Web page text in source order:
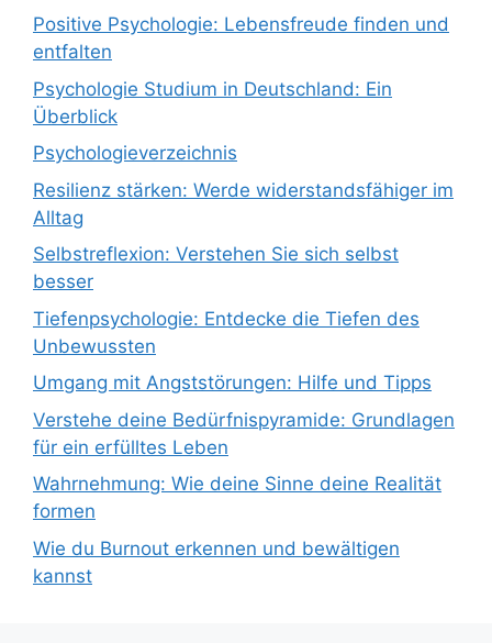
Positive Psychologie: Lebensfreude finden und
entfalten
Psychologie Studium in Deutschland: Ein
Überblick
Psychologieverzeichnis
Resilienz stärken: Werde widerstandsfähiger im
Alltag
Selbstreflexion: Verstehen Sie sich selbst
besser
Tiefenpsychologie: Entdecke die Tiefen des
Unbewussten
Umgang mit Angststörungen: Hilfe und Tipps
Verstehe deine Bedürfnispyramide: Grundlagen
für ein erfülltes Leben
Wahrnehmung: Wie deine Sinne deine Realität
formen
Wie du Burnout erkennen und bewältigen
kannst